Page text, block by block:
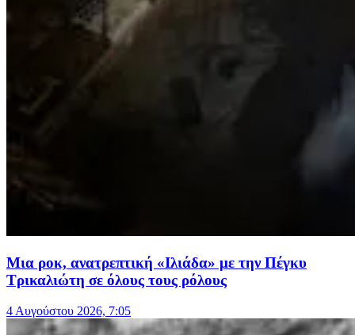
Μια ροκ, ανατρεπτική «Ιλιάδα» με την Πέγκυ
Τρικαλιώτη σε όλους τους ρόλους
4 Αυγούστου 2026, 7:05